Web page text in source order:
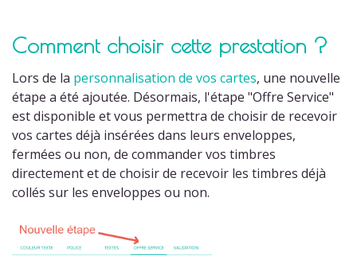
Comment choisir cette prestation ?
Lors de la personnalisation de vos cartes, une nouvelle
étape a été ajoutée. Désormais, l'étape "Offre Service"
est disponible et vous permettra de choisir de recevoir
vos cartes déjà insérées dans leurs enveloppes,
fermées ou non, de commander vos timbres
directement et de choisir de recevoir les timbres déjà
collés sur les enveloppes ou non.